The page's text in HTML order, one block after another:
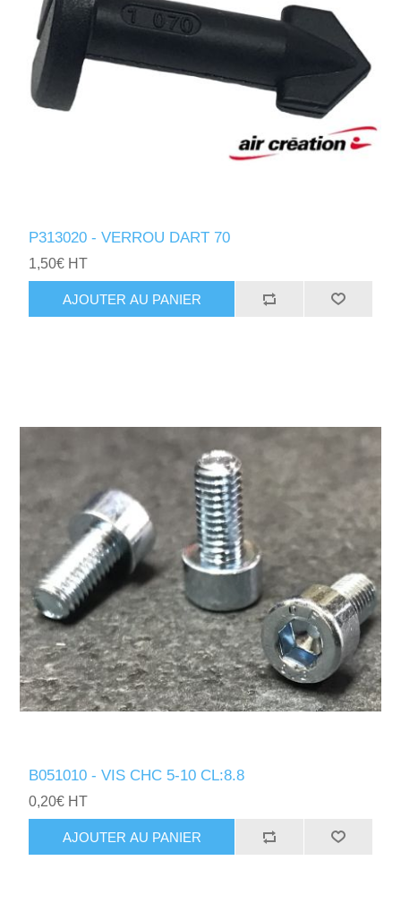
P313020 - VERROU DART 70
1,50€ HT
AJOUTER AU PANIER
B051010 - VIS CHC 5-10 CL:8.8
0,20€ HT
AJOUTER AU PANIER